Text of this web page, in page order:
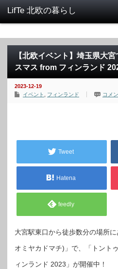
【北欧イベント】埼玉県大
スマス from フィンランド
2023-12-19
イベント
フィンランド コメ
Tweet
Hatena
feedly
大宮駅東口から徒歩数分の場所
オミヤカドマチ)」で、「トント
ィンランド 2023」が開催中！